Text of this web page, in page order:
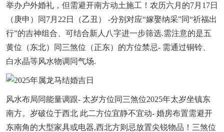
举办户外婚礼，但需避开南方动土施工！农历六月的7月17日
（庚申）同7月22日（乙丑） -分别对应“嫁娶纳采”同“祈福出
行”的吉神组合、可结合新人八字进一步筛选.需注意的是五
黄位（东北）同三煞位（正东）的方位禁忌- 需通过铜铃、
白水晶等风水物调同气场.
风水布局同能量调跟- 太岁方位同三煞位2025年太岁坐镇东
南方。岁破位于西北 此二方位宜静不宜动- 婚房布置需避开
东南角的大型家具或电器,西北方则忌放置尖锐物品！三煞位